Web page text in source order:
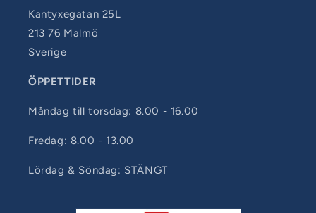
Kantyxegatan 25L
213 76 Malmö
Sverige
ÖPPETTIDER
Måndag till torsdag: 8.00 - 16.00
Fredag: 8.00 - 13.00
Lördag & Söndag: STÄNGT